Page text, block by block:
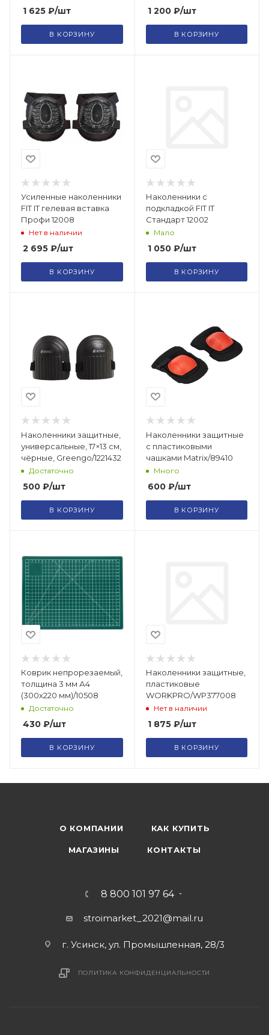
1 625 ₽/шт
В КОРЗИНУ
1 200₽/шт
В КОРЗИНУ
Усиленные наколенники
FIT IT гелевая вставка
Профи 12008
Нет в наличии
2 695 ₽/шт
В КОРЗИНУ
Наколенники с
подкладкой FIT IT
Стандарт 12002
Мало
1 050₽/шт
В КОРЗИНУ
Наколенники защитные,
универсальные, 17×13 см,
чёрные, Greengo/1221432
Достаточно
500 ₽/шт
В КОРЗИНУ
Наколенники защитные
с пластиковыми
чашками Matrix/89410
Много
600₽/шт
В КОРЗИНУ
Коврик непрорезаемый,
толщина 3 мм А4
(300х220 мм)/10508
Достаточно
430 ₽/шт
В КОРЗИНУ
Наколенники защитные,
пластиковые
WORKPRO/WP377008
Нет в наличии
1 875₽/шт
В КОРЗИНУ
О КОМПАНИИ КАК КУПИТЬ
МАГАЗИНЫ КОНТАКТЫ
8 800 101 97 64
stroimarket_2021@mail.ru
г. Усинск, ул. Промышленная, 28/3
ПОЛИТИКА КОНФИДЕНЦИАЛЬНОСТИ